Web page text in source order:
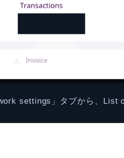
settings」タブから、List